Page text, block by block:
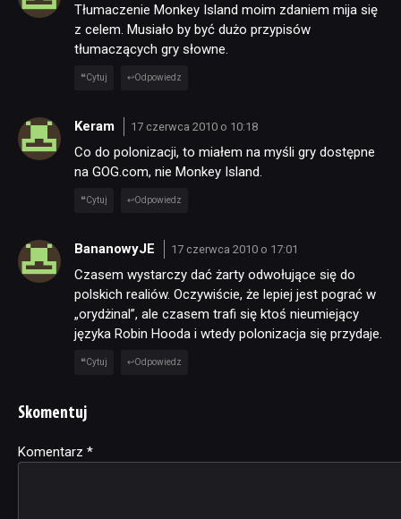
Tłumaczenie Monkey Island moim zdaniem mija się
z celem. Musiało by być dużo przypisów
tłumaczących gry słowne.
Cytuj Odpowiedz
Keram 17 czerwca 2010 o 10:18
Co do polonizacji, to miałem na myśli gry dostępne
na GOG.com, nie Monkey Island.
Cytuj Odpowiedz
BananowyJE 17 czerwca 2010 o 17:01
Czasem wystarczy dać żarty odwołujące się do
polskich realiów. Oczywiście, że lepiej jest pograć w
„orydżinal”, ale czasem trafi się ktoś nieumiejący
języka Robin Hooda i wtedy polonizacja się przydaje.
Cytuj Odpowiedz
Skomentuj
Komentarz *
Alternative: